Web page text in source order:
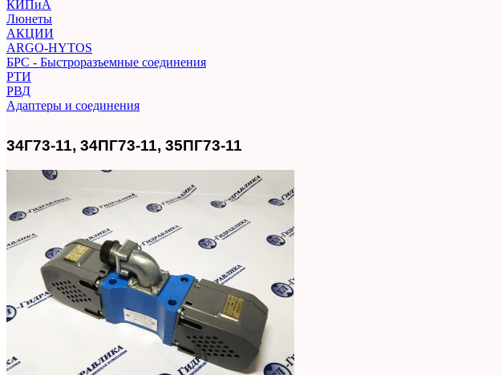
КИПиА
Люнеты
АКЦИИ
ARGO-HYTOS
БРС - Быстроразъемные соединения
РТИ
РВД
Адаптеры и соединения
34Г73-11, 34ПГ73-11, 35ПГ73-11